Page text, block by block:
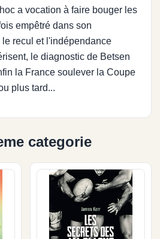
a vocation à faire bouger les
empêtré dans son
recul et l'indépendance
le diagnostic de Betsen
la France soulever la Coupe
plus tard...
categorie